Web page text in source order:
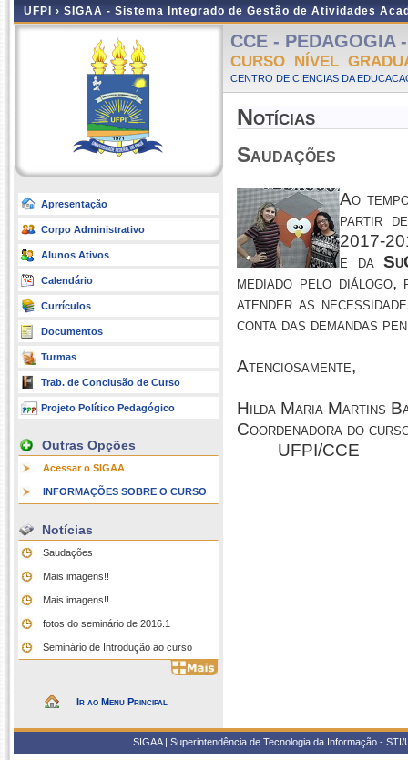
UFPI › SIGAA - Sistema Integrado de Gestão de Atividades
Apresentação
Corpo Administrativo
Alunos Ativos
Calendário
Currículos
Documentos
Turmas
Trab. de Conclusão de Curso
Projeto Político Pedagógico
Outras Opções
Acessar o SIGAA
INFORMAÇÕES SOBRE O CURSO
Notícias
Saudações
Mais imagens!!
Mais imagens!!
fotos do seminário de 2016.1
Seminário de Introdução ao curso
Ir ao Menu Principal
CCE - PEDAGOGIA
CURSO NÍVEL
CENTRO DE CIENCIAS DA
Notícias
Saudações
Ao
partir
2017-
e da
mediado pelo
atender as
conta das demandas
Atenciosamente,
Hilda Maria Martins
Coordenadora do
UFPI/CCE
SIGAA | Superintendência de Tecnologia da Informação -